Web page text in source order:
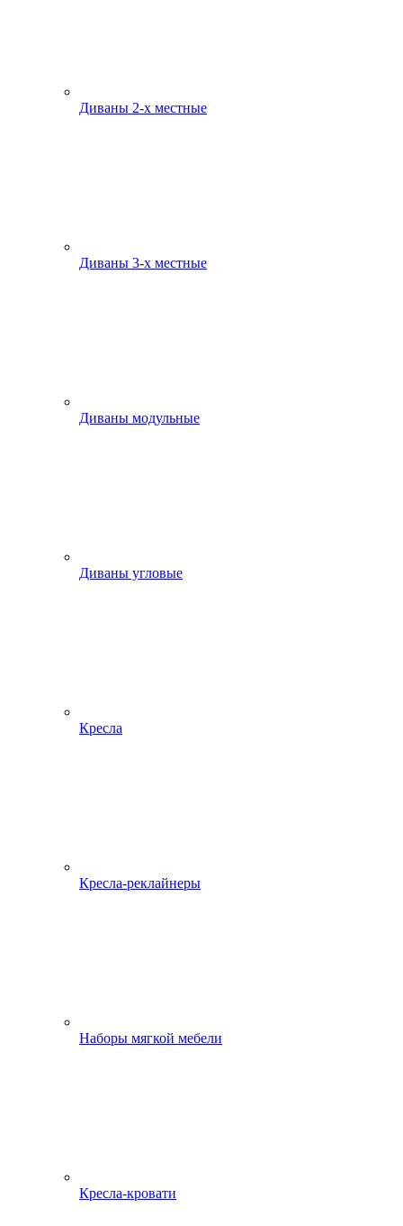
Диваны 2-х местные
Диваны 3-х местные
Диваны модульные
Диваны угловые
Кресла
Кресла-реклайнеры
Наборы мягкой мебели
Кресла-кровати